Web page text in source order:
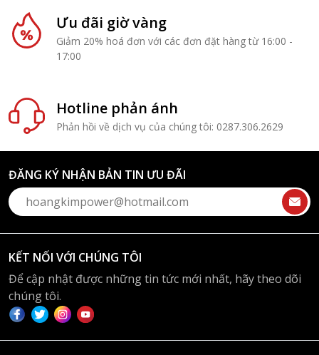
Ưu đãi giờ vàng
Giảm 20% hoá đơn với các đơn đặt hàng từ 16:00 -
17:00
Hotline phản ánh
Phản hồi về dịch vụ của chúng tôi: 0287.306.2629
ĐĂNG KÝ NHẬN BẢN TIN ƯU ĐÃI
KẾT NỐI VỚI CHÚNG TÔI
Để cập nhật được những tin tức mới nhất, hãy theo dõi
chúng tôi.